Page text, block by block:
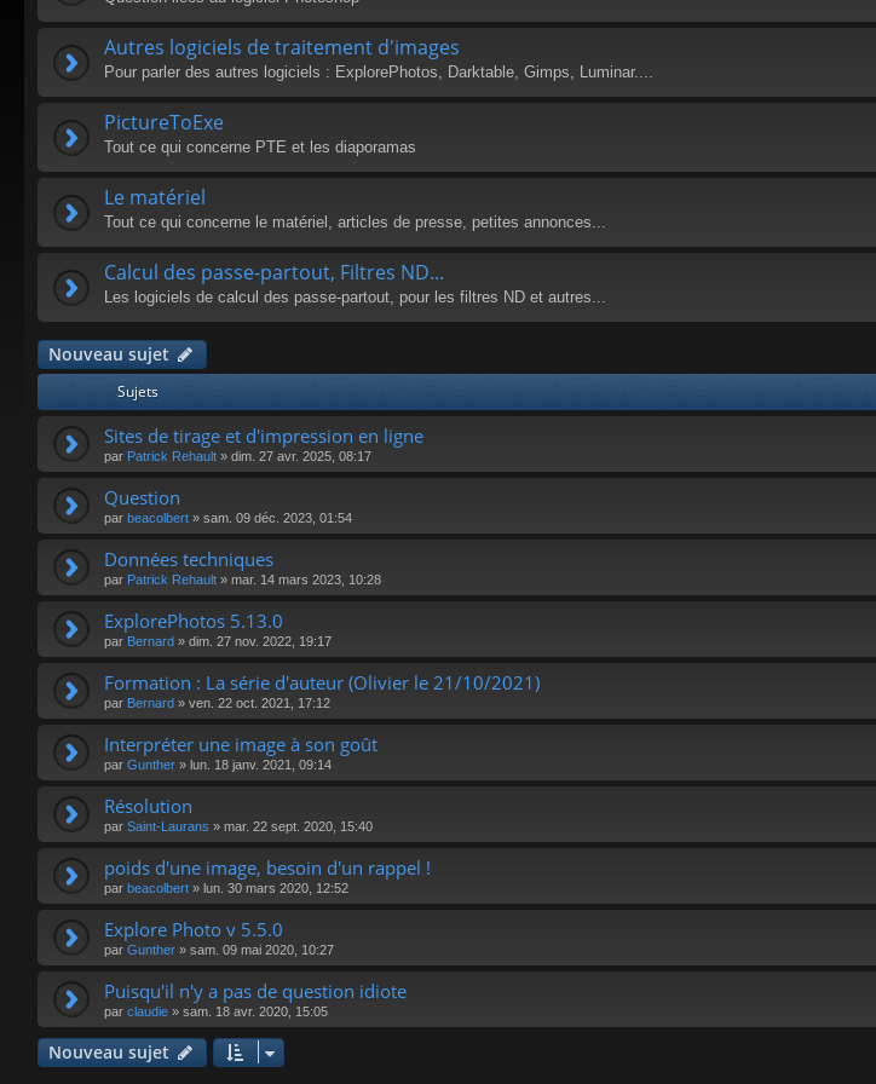
Autres logiciels de traitement d'images
Pour parler des autres logiciels : ExplorePhotos, Darktable, Gimps, Luminar....
PictureToExe
Tout ce qui concerne PTE et les diaporamas
Le matériel
Tout ce qui concerne le matériel, articles de presse, petites annonces...
Calcul des passe-partout, Filtres ND...
Les logiciels de calcul des passe-partout, pour les filtres ND et autres...
Nouveau sujet
Sujets
Sites de tirage et d'impression en ligne
par Patrick Rehault » dim. 27 avr. 2025, 08:17
Question
par beacolbert » sam. 09 déc. 2023, 01:54
Données techniques
par Patrick Rehault » mar. 14 mars 2023, 10:28
ExplorePhotos 5.13.0
par Bernard » dim. 27 nov. 2022, 19:17
Formation : La série d'auteur (Olivier le 21/10/2021)
par Bernard » ven. 22 oct. 2021, 17:12
Interpréter une image à son goût
par Gunther » lun. 18 janv. 2021, 09:14
Résolution
par Saint-Laurans » mar. 22 sept. 2020, 15:40
poids d'une image, besoin d'un rappel !
par beacolbert » lun. 30 mars 2020, 12:52
Explore Photo v 5.5.0
par Gunther » sam. 09 mai 2020, 10:27
Puisqu'il n'y a pas de question idiote
par claudie » sam. 18 avr. 2020, 15:05
Nouveau sujet